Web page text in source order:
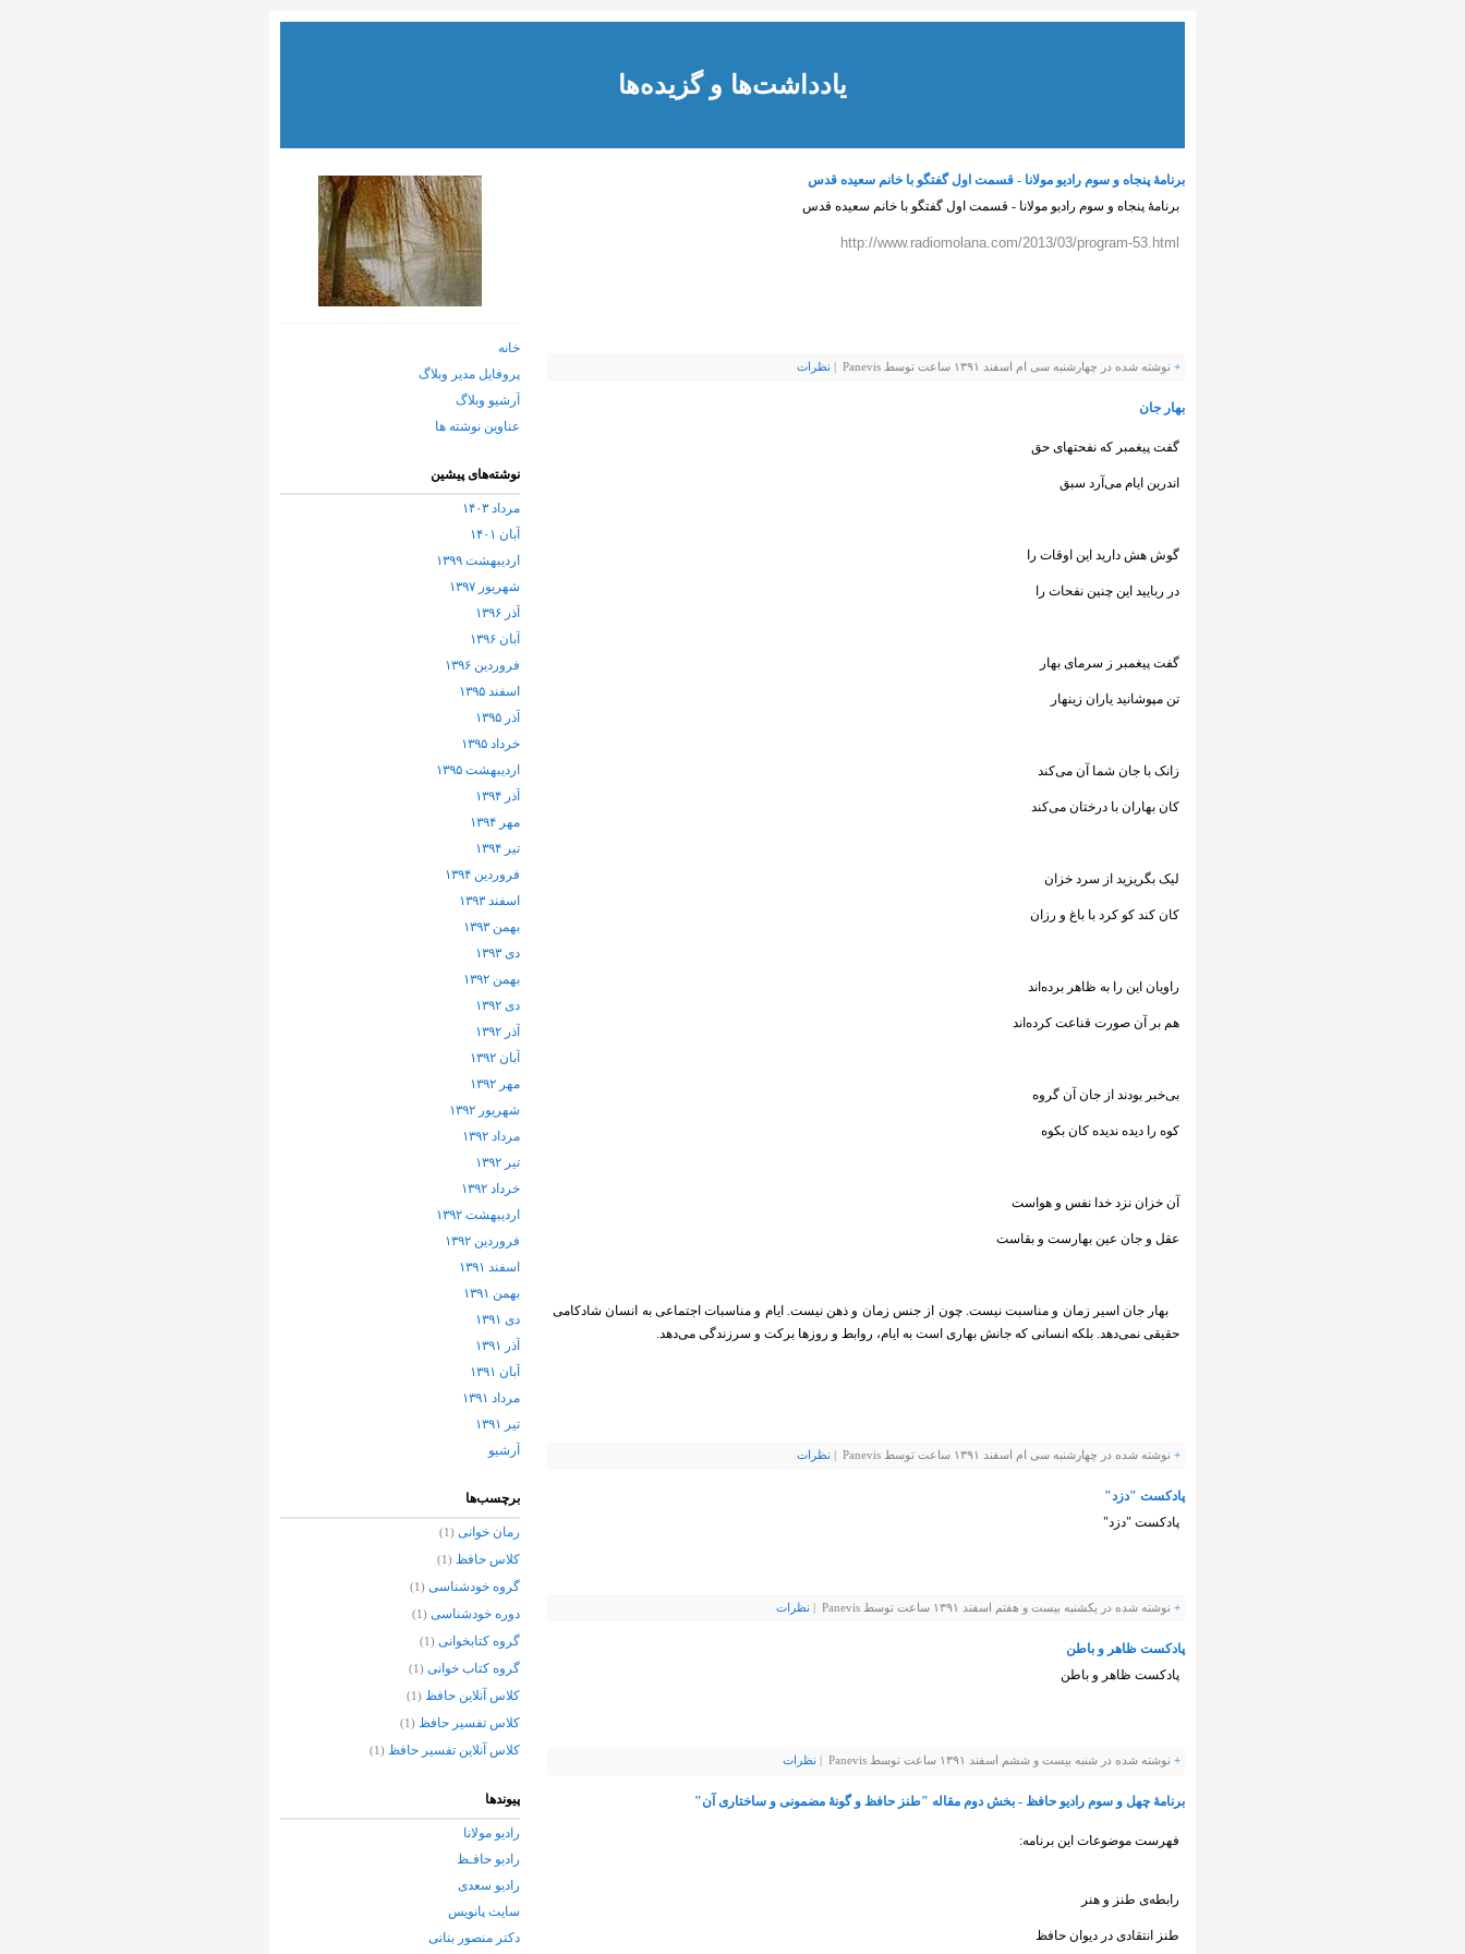
یادداشت‌‌ها و گزیده‌ها
برنامهٔ پنجاه و سوم رادیو مولانا - قسمت اول گفتگو با خانم سعیده قدس
برنامهٔ پنجاه و سوم رادیو مولانا - قسمت اول گفتگو با خانم سعیده قدس
http://www.radiomolana.com/2013/03/program-53.html
+ نوشته شده در چهارشنبه سی ام اسفند ۱۳۹۱ ساعت توسط Panevis | نظرات
بهار جان
گفت پیغمبر که نفحتهای حق
اندرین ایام می‌آرد سبق
گوش هش دارید این اوقات را
در ربایید این چنین نفحات را
گفت پیغمبر ز سرمای بهار
تن مپوشانید یاران زینهار
زانک با جان شما آن می‌کند
کان بهاران با درختان می‌کند
لیک بگریزید از سرد خزان
کان کند کو کرد با باغ و رزان
راویان این را به ظاهر برده‌اند
هم بر آن صورت قناعت کرده‌اند
بی‌خبر بودند از جان آن گروه
کوه را دیده ندیده کان بکوه
آن خزان نزد خدا نفس و هواست
عقل و جان عین بهارست و بقاست
بهار جان اسیر زمان و مناسبت نیست. چون از جنس زمان و ذهن نیست. ایام و مناسبات اجتماعی به انسان شادکامی
حقیقی نمی‌دهد. بلکه انسانی که جانش بهاری است به ایام، روابط و روز‌ها برکت و سرزندگی می‌دهد.
+ نوشته شده در چهارشنبه سی ام اسفند ۱۳۹۱ ساعت توسط Panevis | نظرات
پادکست "دزد"
پادکست "دزد"
+ نوشته شده در یکشنبه بیست و هفتم اسفند ۱۳۹۱ ساعت توسط Panevis | نظرات
پادکست ظاهر و باطن
پادکست ظاهر و باطن
+ نوشته شده در شنبه بیست و ششم اسفند ۱۳۹۱ ساعت توسط Panevis | نظرات
برنامهٔ چهل و سوم رادیو حافظ - بخش دوم مقاله "طنز حافظ و گونهٔ مضمونی و ساختاری ‌آن"
فهرست موضوعات این برنامه:
رابطه‌ی طنز و هنر
طنز انتقادی در دیوان حافظ
خانه
پروفایل مدیر وبلاگ
آرشیو وبلاگ
عناوین نوشته ها
نوشته‌های پیشین
مرداد ۱۴۰۳
آبان ۱۴۰۱
اردیبهشت ۱۳۹۹
شهریور ۱۳۹۷
آذر ۱۳۹۶
آبان ۱۳۹۶
فروردین ۱۳۹۶
اسفند ۱۳۹۵
آذر ۱۳۹۵
خرداد ۱۳۹۵
اردیبهشت ۱۳۹۵
آذر ۱۳۹۴
مهر ۱۳۹۴
تیر ۱۳۹۴
فروردین ۱۳۹۴
اسفند ۱۳۹۳
بهمن ۱۳۹۳
دی ۱۳۹۳
بهمن ۱۳۹۲
دی ۱۳۹۲
آذر ۱۳۹۲
آبان ۱۳۹۲
مهر ۱۳۹۲
شهریور ۱۳۹۲
مرداد ۱۳۹۲
تیر ۱۳۹۲
خرداد ۱۳۹۲
اردیبهشت ۱۳۹۲
فروردین ۱۳۹۲
اسفند ۱۳۹۱
بهمن ۱۳۹۱
دی ۱۳۹۱
آذر ۱۳۹۱
آبان ۱۳۹۱
مرداد ۱۳۹۱
تیر ۱۳۹۱
آرشيو
برچسب‌ها
رمان خوانی (1)
کلاس حافظ (1)
گروه خودشناسی (1)
دوره خودشناسی (1)
گروه کتابخوانی (1)
گروه کتاب خوانی (1)
کلاس آنلاین حافظ (1)
کلاس تفسیر حافظ (1)
کلاس آنلاین تفسیر حافظ (1)
پیوندها
رادیو مولانا
رادیو حافـظ
رادیو سعدی
سایت پانویس
دکتر منصور بنانی